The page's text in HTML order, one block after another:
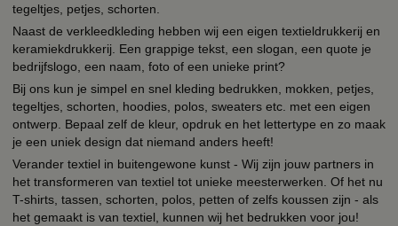
tegeltjes, petjes, schorten.
Naast de verkleedkleding hebben wij een eigen textieldrukkerij en
keramiekdrukkerij. Een grappige tekst, een slogan, een quote je
bedrijfslogo, een naam, foto of een unieke print?
Bij ons kun je simpel en snel kleding bedrukken, mokken, petjes,
tegeltjes, schorten, hoodies, polos, sweaters etc. met een eigen
ontwerp. Bepaal zelf de kleur, opdruk en het lettertype en zo maak
je een uniek design dat niemand anders heeft!
Verander textiel in buitengewone kunst - Wij zijn jouw partners in
het transformeren van textiel tot unieke meesterwerken. Of het nu
T-shirts, tassen, schorten, polos, petten of zelfs koussen zijn - als
het gemaakt is van textiel, kunnen wij het bedrukken voor jou!